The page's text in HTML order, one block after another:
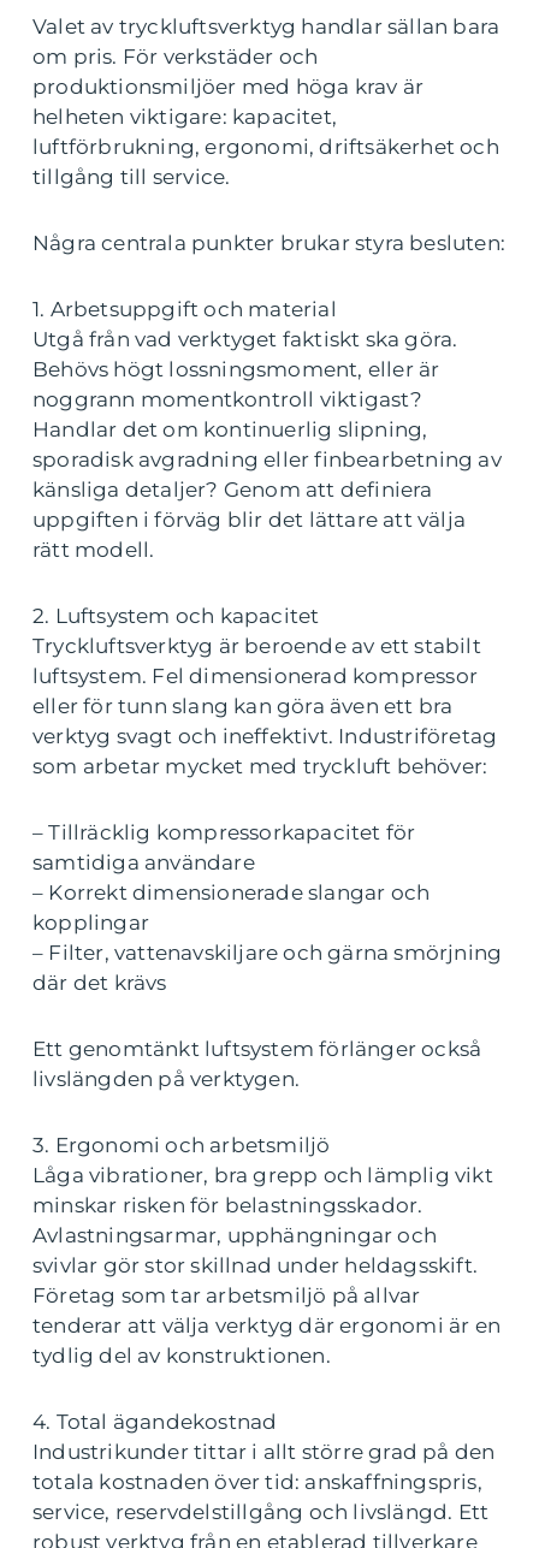
Valet av tryckluftsverktyg handlar sällan bara
om pris. För verkstäder och
produktionsmiljöer med höga krav är
helheten viktigare: kapacitet,
luftförbrukning, ergonomi, driftsäkerhet och
tillgång till service.
Några centrala punkter brukar styra besluten:
1. Arbetsuppgift och material
Utgå från vad verktyget faktiskt ska göra.
Behövs högt lossningsmoment, eller är
noggrann momentkontroll viktigast?
Handlar det om kontinuerlig slipning,
sporadisk avgradning eller finbearbetning av
känsliga detaljer? Genom att definiera
uppgiften i förväg blir det lättare att välja
rätt modell.
2. Luftsystem och kapacitet
Tryckluftsverktyg är beroende av ett stabilt
luftsystem. Fel dimensionerad kompressor
eller för tunn slang kan göra även ett bra
verktyg svagt och ineffektivt. Industriföretag
som arbetar mycket med tryckluft behöver:
– Tillräcklig kompressorkapacitet för
samtidiga användare
– Korrekt dimensionerade slangar och
kopplingar
– Filter, vattenavskiljare och gärna smörjning
där det krävs
Ett genomtänkt luftsystem förlänger också
livslängden på verktygen.
3. Ergonomi och arbetsmiljö
Låga vibrationer, bra grepp och lämplig vikt
minskar risken för belastningsskador.
Avlastningsarmar, upphängningar och
svivlar gör stor skillnad under heldagsskift.
Företag som tar arbetsmiljö på allvar
tenderar att välja verktyg där ergonomi är en
tydlig del av konstruktionen.
4. Total ägandekostnad
Industrikunder tittar i allt större grad på den
totala kostnaden över tid: anskaffningspris,
service, reservdelstillgång och livslängd. Ett
robust verktyg från en etablerad tillverkare